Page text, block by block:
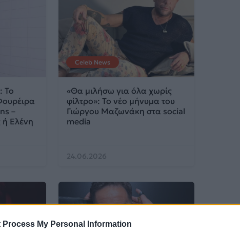
Process My Personal Information
Το
–
Ελένη
Celeb News
«Θα μιλήσω για όλα χωρίς
φίλτρο»: Το νέο μήνυμα του
Γιώργου Μαζωνάκη στα social
media
24.06.2026